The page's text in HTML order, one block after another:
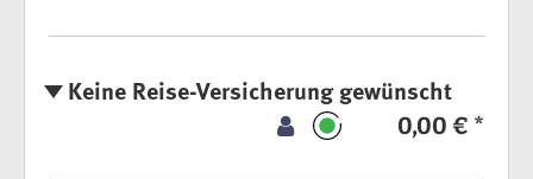
Keine Reise-Versicherung gewünscht
0,00 € *